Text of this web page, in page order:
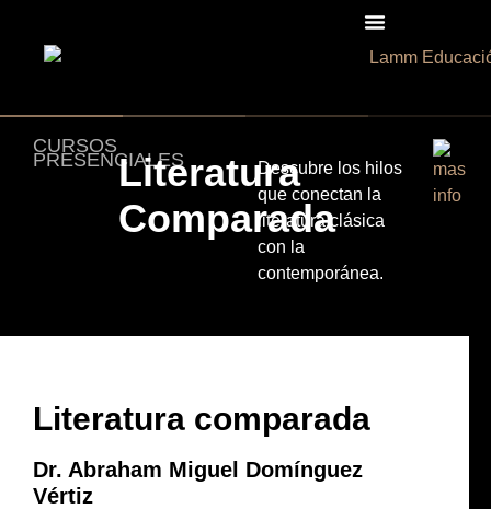
CURSOS
PRESENCIALESLiteratura
Comparada
Descubre los hilos
que conectan la
literatura clásica
con la
contemporánea.
Literatura comparada
Dr. Abraham Miguel Domínguez
Vértiz